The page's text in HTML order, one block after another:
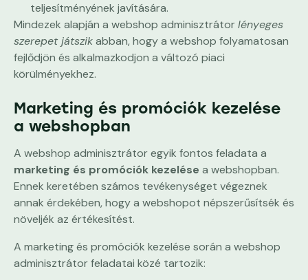
teljesítményének javítására.
Mindezek alapján a webshop adminisztrátorlényeges
szerepet játszikabban, hogy a webshop folyamatosan
fejlődjön és alkalmazkodjon a változó piaci
körülményekhez.
Marketing és promóciók kezelése
a webshopban
A webshop adminisztrátor egyik fontos feladata a
marketing és promóciók kezelése a webshopban.
Ennek keretében számos tevékenységet végeznek
annak érdekében, hogy a webshopot népszerűsítsék és
növeljék az értékesítést.
A marketing és promóciók kezelése során a webshop
adminisztrátor feladatai közé tartozik: